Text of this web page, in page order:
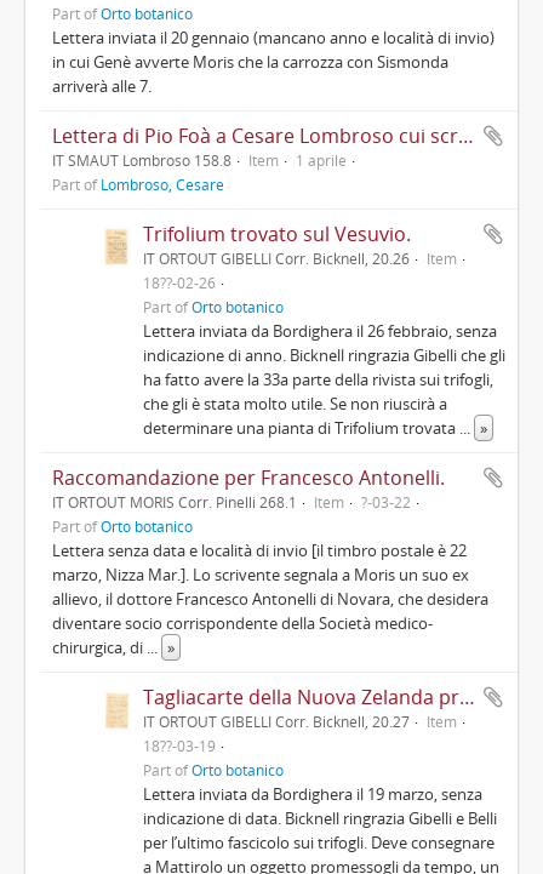
Part ofOrto botanico
Lettera inviata il 20 gennaio (mancano anno e località di invio)
in cui Genè avverte Moris che la carrozza con Sismonda
arriverà alle 7.
Lettera di Pio Foà a Cesare Lombroso cui scrive in merito a quando potrà recarsi ad Alessandria per tenere una conferenza sulla tubercolosi
IT SMAUT Lombroso 158.8 Item
1 aprile
Part ofLombroso, Cesare
Trifolium trovato sul Vesuvio.
IT ORTOUT GIBELLI Corr. Bicknell, 20.26
Item
18??-02-26
Part ofOrto botanico
Lettera inviata da Bordighera il 26 febbraio, senza
indicazione di anno. Bicknell ringrazia Gibelli che gli
ha fatto avere la 33a parte della rivista sui trifogli,
che gli è stata molto utile. Se non riuscirà a
determinare una pianta di Trifolium trovata ... »
Raccomandazione per Francesco Antonelli.
IT ORTOUT MORIS Corr. Pinelli 268.1 Item
?-03-22
Part ofOrto botanico
Lettera senza data e località di invio [il timbro postale è 22
marzo, Nizza Mar.]. Lo scrivente segnala a Moris un suo ex
allievo, il dottore Francesco Antonelli di Novara, che desidera
diventare socio corrispondente della Società medico-
chirurgica, di ... »
Tagliacarte della Nuova Zelanda promesso a Mattirolo.
IT ORTOUT GIBELLI Corr. Bicknell, 20.27
Item
18??-03-19
Part ofOrto botanico
Lettera inviata da Bordighera il 19 marzo, senza
indicazione di data. Bicknell ringrazia Gibelli e Belli
per l’ultimo fascicolo sui trifogli. Deve consegnare
a Mattirolo un oggetto promessogli da tempo, un